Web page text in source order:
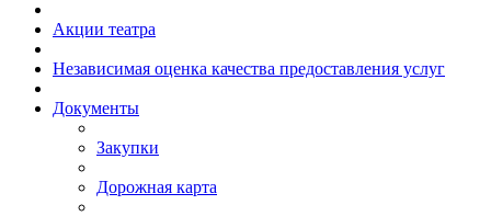
Акции театра
Независимая оценка качества предоставления услуг
Документы
Закупки
Дорожная карта